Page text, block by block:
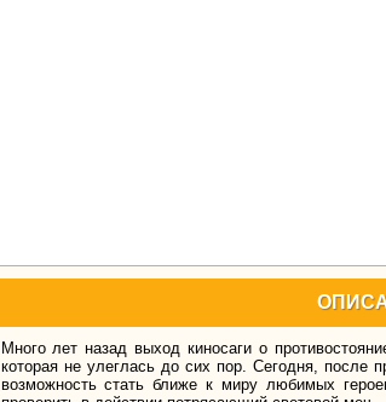
Много лет назад выход киносаги о
которая не улеглась до сих пор. Сегодня, после
возможность стать ближе к миру любимых